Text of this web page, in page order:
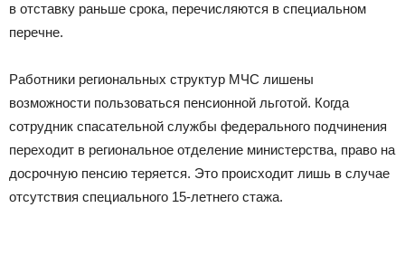
в отставку раньше срока, перечисляются в специальном
перечне.
Работники региональных структур МЧС лишены
возможности пользоваться пенсионной льготой. Когда
сотрудник спасательной службы федерального подчинения
переходит в региональное отделение министерства, право на
досрочную пенсию теряется. Это происходит лишь в случае
отсутствия специального 15-летнего стажа.